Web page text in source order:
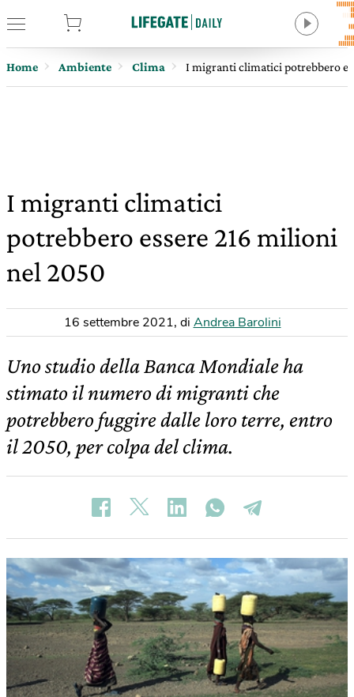
Home Ambiente Clima I migranti climatici potrebbero
I migranti climatici
potrebbero essere 216 milioni
nel 2050
16 settembre 2021, di Andrea Barolini
Uno studio della Banca Mondiale ha
stimato il numero di migranti che
potrebbero fuggire dalle loro terre, entro
il 2050, per colpa del clima.